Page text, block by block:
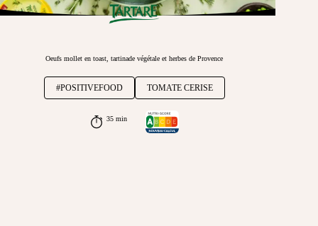
Oeufs mollet en toast, tartinade végétale et herbes de Provence
#POSITIVEFOOD TOMATE CERISE
35 min